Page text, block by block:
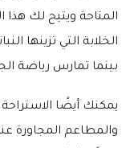
المتاحة ويتيح لك هذا
الخلابة التي تزينها
بينما تمارس رياضة
يمكنك أيضًا الاستراحة
والمطاعم المجاورة